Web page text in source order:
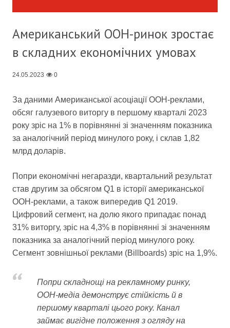
Американський OOH-ринок зростає
в складних економічних умовах
24.05.2023 0
За даними Американської асоціації OOH-реклами,
обсяг галузевого виторгу в першому кварталі 2023
року зріс на 1% в порівнянні зі значенням показника
за аналогічний період минулого року, і склав 1,82
млрд доларів.
Попри економічні негаразди, квартальний результат
став другим за обсягом Q1 в історії американської
OOH-реклами, а також випередив Q1 2019.
Цифровий сегмент, на долю якого припадає понад
31% виторгу, зріс на 4,3% в порівнянні зі значенням
показника за аналогічний період минулого року.
Сегмент зовнішньої реклами (Billboards) зріс на 1,9%.
Попри складнощі на рекламному ринку,
OOH-медіа демонструє стійкість й в
першому кварталі цього року. Канал
займає вигідне положення з огляду на